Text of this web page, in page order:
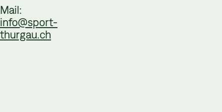
Mail:
info@sport-
thurgau.ch